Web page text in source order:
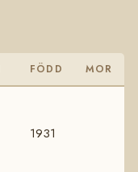
FÖDD MOR
1931